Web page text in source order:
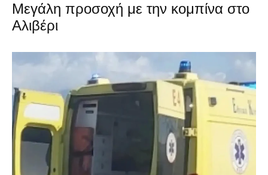
Μεγάλη προσοχή με την κομπίνα στο
Αλιβέρι